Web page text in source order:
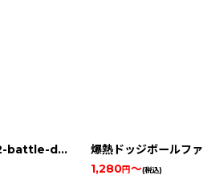
dodgeball-2-snes ]
爆熱ドッジボールフ
1,280円～(税込)